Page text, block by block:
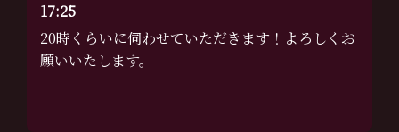
17:25
20時くらいに伺わせていただきます！よろしくお
願いいたします。